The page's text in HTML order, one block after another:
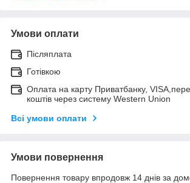
Умови оплати
Післяплата
Готівкою
Оплата на карту Приватбанку,
коштів через систему Western Union
Всі умови оплати
Умови повернення
Повернення товару впродовж 14 днів за